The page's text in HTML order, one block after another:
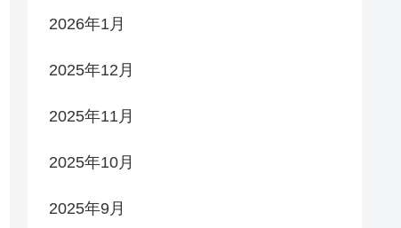
2026年1月
2025年12月
2025年11月
2025年10月
2025年9月